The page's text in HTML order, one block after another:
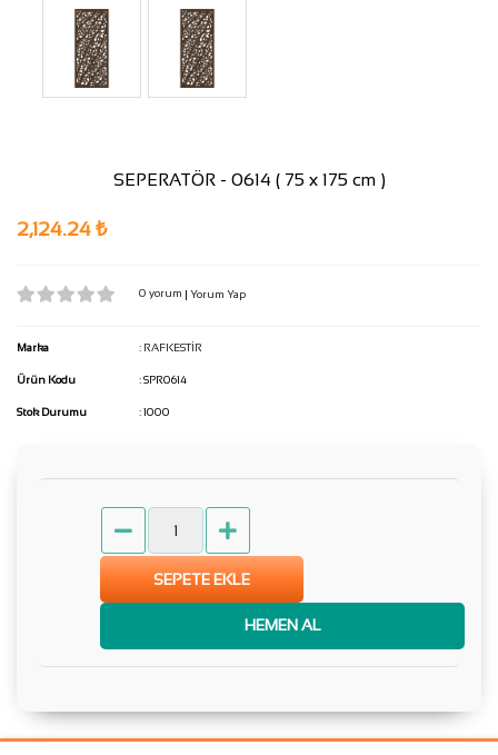
SEPERATÖR - 0614 ( 75 x 175 cm )
2,124.24 ₺
0 yorum | Yorum Yap
Marka : RAFKESTİR
Ürün Kodu : SPR0614
Stok Durumu : 1000
SEPETE EKLE
HEMEN AL